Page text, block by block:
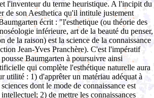
l'inventeur du terme heuristique. A l'incipit du
de son Aesthetica qu'il intitule justement
écrit : "l'esthetique (ou théorie des
inférieure, art de la beauté du penser,
de la raison) est la science de la connaissance
Jean-Yves Pranchère). C'est l'impératif
Baumgarten à poursuivre ainsi
qui complète l'esthétique naturelle aura
utilité : 1) d'apprêter un matériau adéquat à
dont le mode de connaissance est
2) de mettre les connaissances